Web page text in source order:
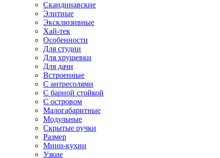
Скандинавские
Элитные
Эксклюзивные
Хай-тек
Особенности
Для студии
Для хрущевки
Для дачи
Встроенные
С антресолями
С барной стойкой
С островом
Малогабаритные
Модульные
Скрытые ручки
Размер
Мини-кухни
Узкие